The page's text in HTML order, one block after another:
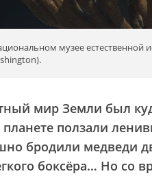
музее естественной
мир Земли был
планете ползали
бродили медведи
боксёра… Но со